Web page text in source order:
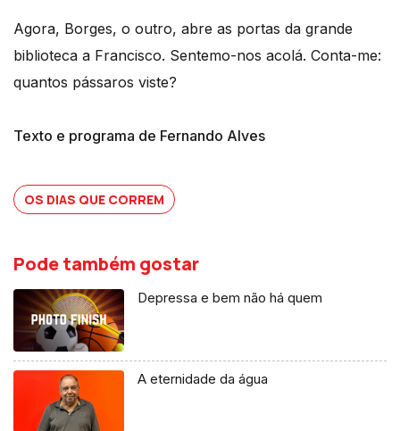
Agora, Borges, o outro, abre as portas da grande
biblioteca a Francisco. Sentemo-nos acolá. Conta-me:
quantos pássaros viste?
Texto e programa de Fernando Alves
OS DIAS QUE CORREM
Pode também gostar
Depressa e bem não há quem
A eternidade da água